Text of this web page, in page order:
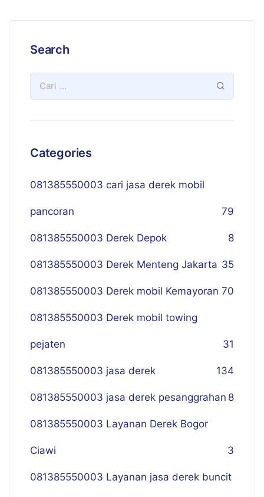
Search
Categories
081385550003 cari jasa derek mobil
pancoran 79
081385550003 Derek Depok 8
081385550003 Derek Menteng Jakarta 35
081385550003 Derek mobil Kemayoran 70
081385550003 Derek mobil towing
pejaten 31
081385550003 jasa derek 134
081385550003 jasa derek pesanggrahan 8
081385550003 Layanan Derek Bogor
Ciawi 3
081385550003 Layanan jasa derek buncit